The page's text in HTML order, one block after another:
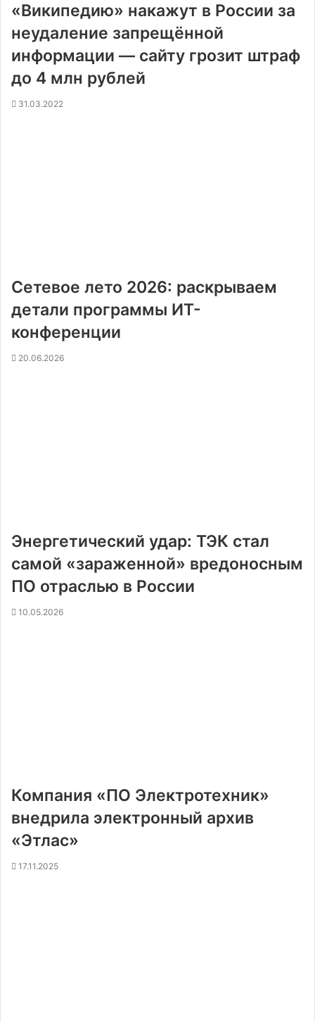
«Википедию» накажут в России за
неудаление запрещённой
информации — сайту грозит штраф
до 4 млн рублей
31.03.2022
Сетевое лето 2026: раскрываем
детали программы ИТ-
конференции
20.06.2026
Энергетический удар: ТЭК стал
самой «зараженной» вредоносным
ПО отраслью в России
10.05.2026
Компания «ПО Электротехник»
внедрила электронный архив
«Этлас»
17.11.2025